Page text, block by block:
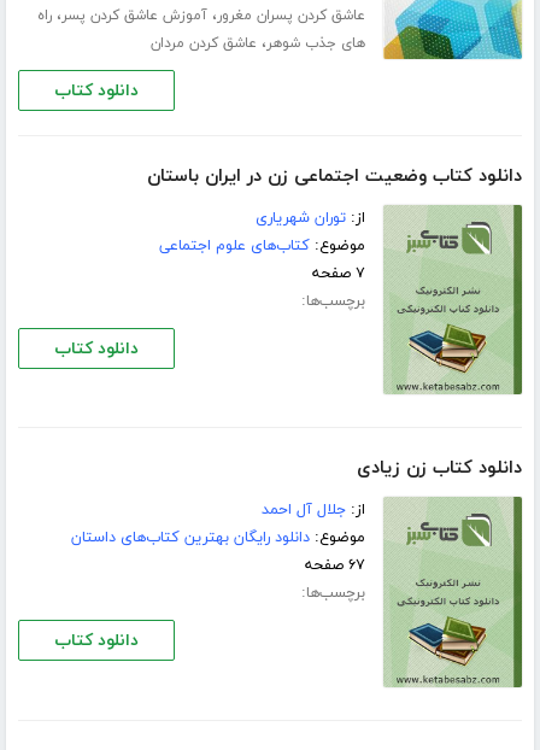
عاشق کردن پسران مغرور،آموزش عاشق کردن پسر،راه
های جذب شوهر، عاشق کردن مردان
دانلود کتاب
دانلود کتاب وضعیت اجتماعی زن در ایران باستان
از:توران شهریاری
موضوع:کتاب‌های علوم اجتماعی
۷ صفحه
برچسب‌ها:
دانلود کتاب
دانلود کتاب زن زیادی
از:جلال آل احمد
موضوع:دانلود رایگان بهترین کتاب‌های داستان
۶۷ صفحه
برچسب‌ها:
دانلود کتاب